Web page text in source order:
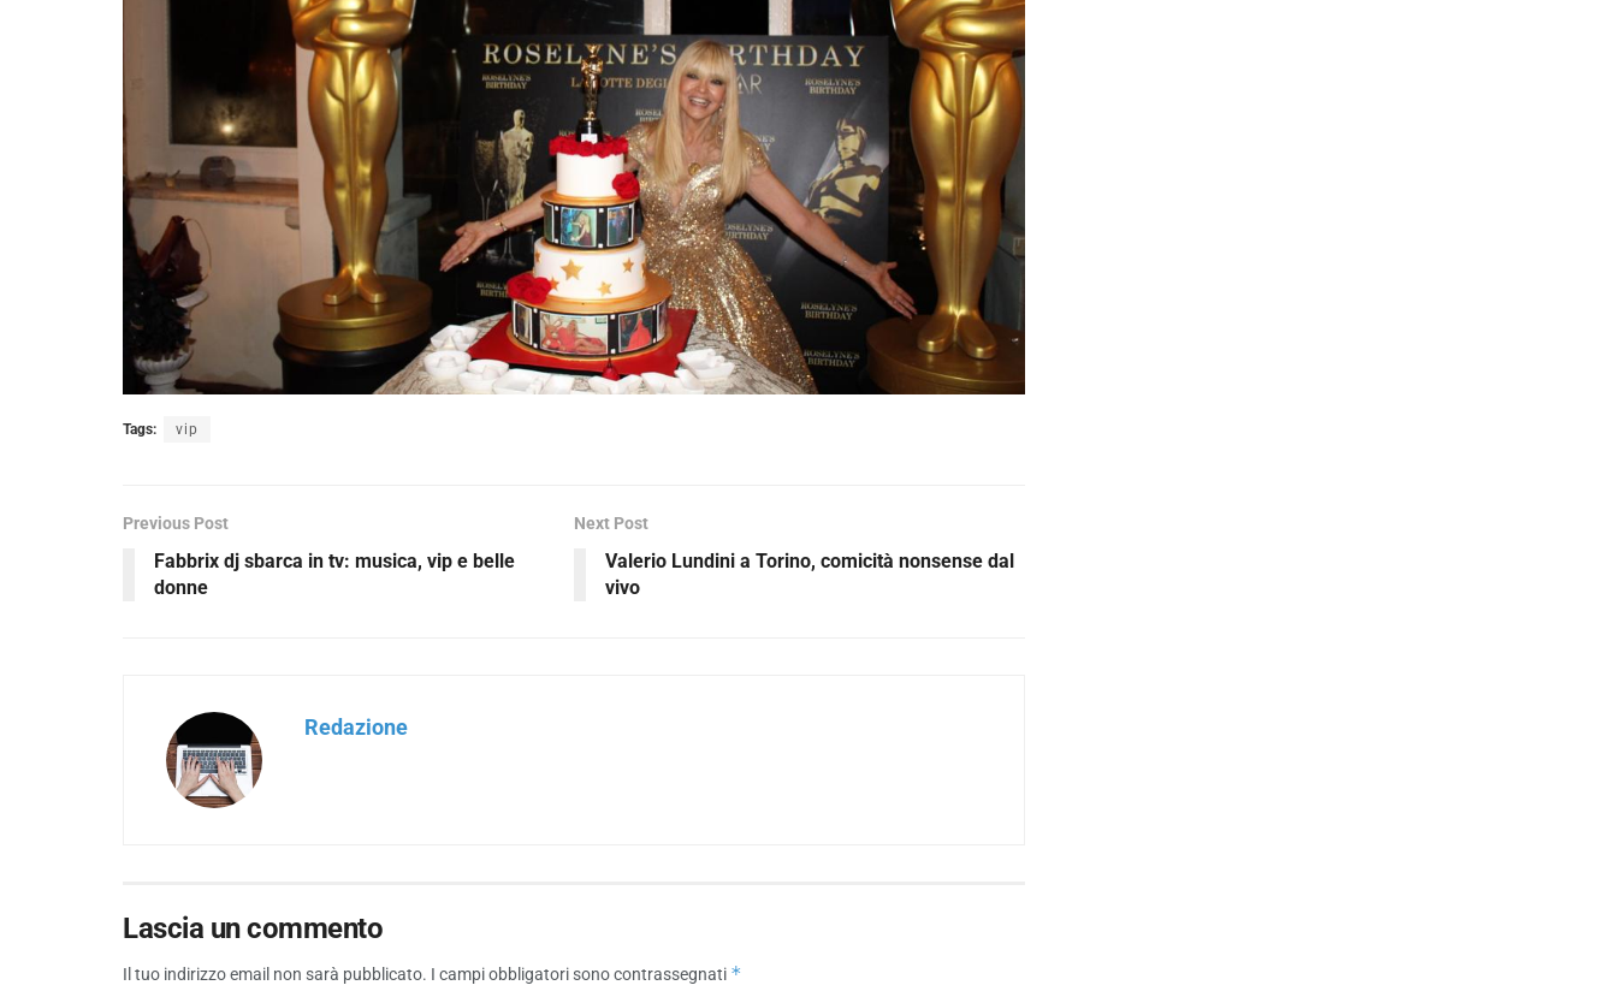
Tags: vip
Previous Post
Fabbrix dj sbarca in tv: musica, vip e belle
donne
Next Post
Valerio Lundini a Torino, comicità nonsense dal
vivo
Redazione
Lascia un commento
Il tuo indirizzo email non sarà pubblicato. I campi obbligatori sono contrassegnati *